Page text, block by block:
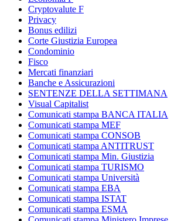
Cryptovalute F
Privacy
Bonus edilizi
Corte Giustizia Europea
Condominio
Fisco
Mercati finanziari
Banche e Assicurazioni
SENTENZE DELLA SETTIMANA
Visual Capitalist
Comunicati stampa BANCA ITALIA
Comunicati stampa MEF
Comunicati stampa CONSOB
Comunicati stampa ANTITRUST
Comunicati stampa Min. Giustizia
Comunicati stampa TURISMO
Comunicati stampa Università
Comunicati stampa EBA
Comunicati stampa ISTAT
Comunicati stampa ESMA